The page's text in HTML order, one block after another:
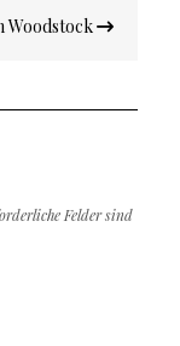
Woodstock
Felder sind